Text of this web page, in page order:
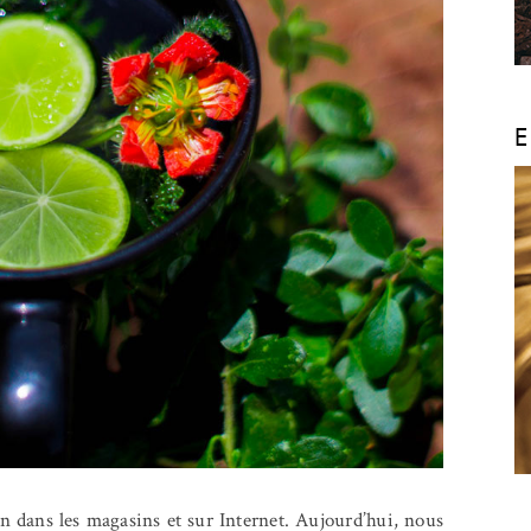
les magasins et sur Internet. Aujourd’hui, nous